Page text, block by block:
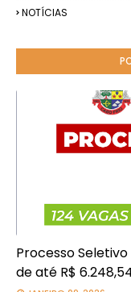
NOTÍCIAS
Processo
de até R$